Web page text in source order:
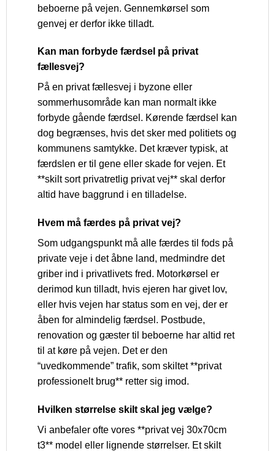
beboerne på vejen. Gennemkørsel som
genvej er derfor ikke tilladt.
Kan man forbyde færdsel på privat
fællesvej?
På en privat fællesvej i byzone eller
sommerhusområde kan man normalt ikke
forbyde gående færdsel. Kørende færdsel kan
dog begrænses, hvis det sker med politiets og
kommunens samtykke. Det kræver typisk, at
færdslen er til gene eller skade for vejen. Et
**skilt sort privatretlig privat vej** skal derfor
altid have baggrund i en tilladelse.
Hvem må færdes på privat vej?
Som udgangspunkt må alle færdes til fods på
private veje i det åbne land, medmindre det
griber ind i privatlivets fred. Motorkørsel er
derimod kun tilladt, hvis ejeren har givet lov,
eller hvis vejen har status som en vej, der er
åben for almindelig færdsel. Postbude,
renovation og gæster til beboerne har altid ret
til at køre på vejen. Det er den
“uvedkommende” trafik, som skiltet **privat
professionelt brug** retter sig imod.
Hvilken størrelse skilt skal jeg vælge?
Vi anbefaler ofte vores **privat vej 30x70cm
t3** model eller lignende størrelser. Et skilt